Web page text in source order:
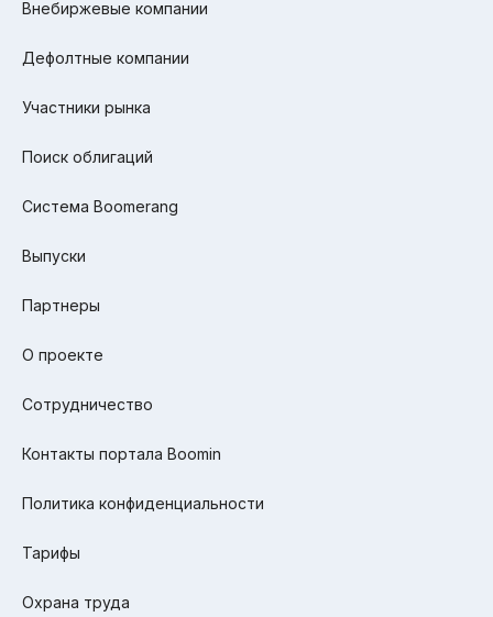
Внебиржевые компании
Дефолтные компании
Участники рынка
Поиск облигаций
Система Boomerang
Выпуски
Партнеры
О проекте
Сотрудничество
Контакты портала Boomin
Политика конфиденциальности
Тарифы
Охрана труда